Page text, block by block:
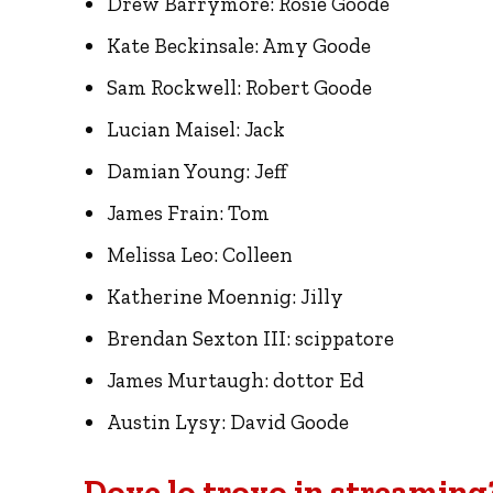
Kate Beckinsale: Amy Goode
Sam Rockwell: Robert Goode
Lucian Maisel: Jack
Damian Young: Jeff
James Frain: Tom
Melissa Leo: Colleen
Katherine Moennig: Jilly
Brendan Sexton III: scippatore
James Murtaugh: dottor Ed
Austin Lysy: David Goode